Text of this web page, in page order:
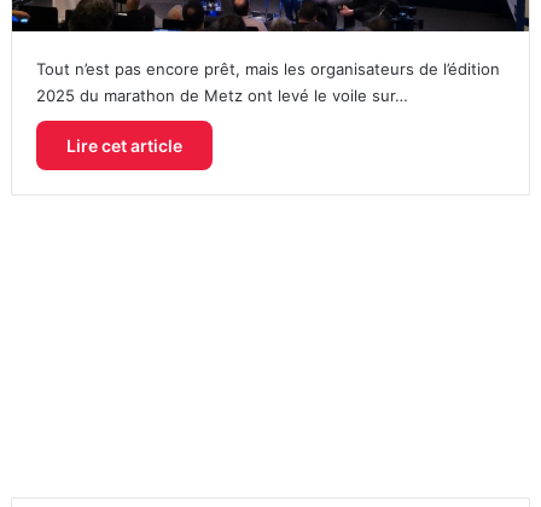
Tout n’est pas encore prêt, mais les organisateurs de l’édition
2025 du marathon de Metz ont levé le voile sur…
Lire cet article